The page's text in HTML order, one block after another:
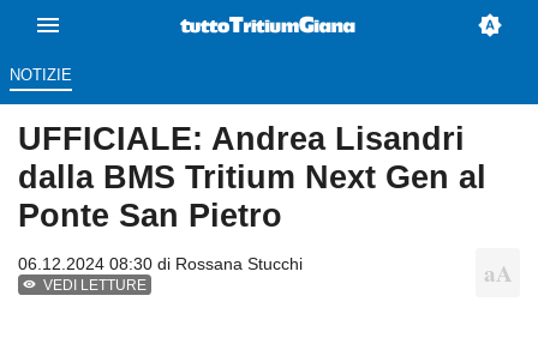
NOTIZIE
UFFICIALE: Andrea Lisandri
dalla BMS Tritium Next Gen al
Ponte San Pietro
06.12.2024 08:30 di Rossana Stucchi
VEDI LETTURE